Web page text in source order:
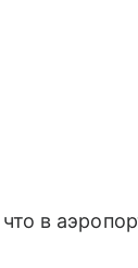
в